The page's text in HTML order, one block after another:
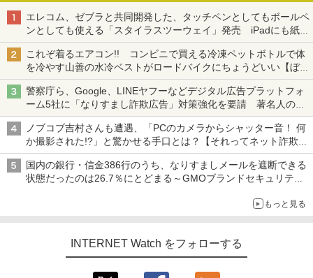
エレコム、ゼブラと共同開発した、タッチペンとしてもボールペ
ンとしても使える「スタイラスツーウェイ」発売 iPadにも紙に
も、持ち替えずに書き込める
これぞ着るエアコン!! コンビニで買える冷凍ペットボトルで体
を冷やす山善の水冷ベストがロードバイクにちょうどいい【ぼっ
ち・ざ・ろーど！その14】【空いた時間でなにしてる？】
警察庁ら、Google、LINEヤフーなどデジタル広告プラットフォ
ーム5社に「なりすまし詐欺広告」対策強化を要請 著名人の写
真や映像を使った投資詐欺などへの対策として
ノブコブ吉村さんも遭遇、「PCのカメラからシャッター音！ 何
か撮影された!?」と驚かせる手口とは？【それってネット詐欺で
すよ！】
国内の銀行・信金386行のうち、なりすましメールを遮断できる
状態だったのは26.7％にとどまる～GMOブランドセキュリティ
もっと見る
INTERNET Watch をフォローする